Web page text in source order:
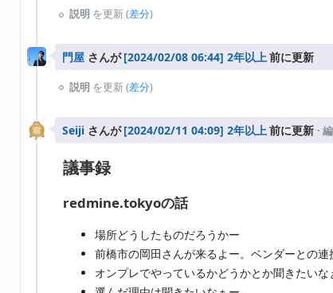
説明 を更新 (差分)
門屋 さんが 2年以上前に更新
説明 を更新 (差分)
Seiji さんが 2年以上前に更新 ·
議事録
redmine.tokyoの話
場所どうしたものだろうかー
前橋市の岡田さんが来るよー。ベンダーとの連
オンプレでやっているかどうかとか聞きたい